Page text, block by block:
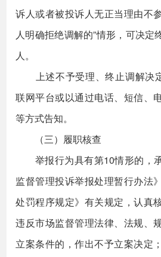
诉人或者被投诉人无正当理由不
人明确拒绝调解的”情形，可决定
人。
上述不予受理、终止调解决
联网平台或以通过电话、短信、
等方式告知。
（三）履职核查
举报行为具有第10情形的，
监督管理投诉举报处理暂行办法
处罚程序规定》有关规定，认真
违反市场监督管理法律、法规、
立案条件的，作出不予立案决定